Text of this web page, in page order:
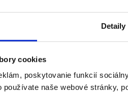
Detaily
cookies
poskytovanie funkcií
používate naše webové stránky,
Ľubica Bátoryová, Tomáš Daňo